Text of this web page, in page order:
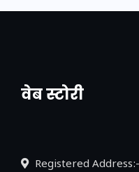
वेब स्टोरी
नया एक्सप्रेसवे:
Registered